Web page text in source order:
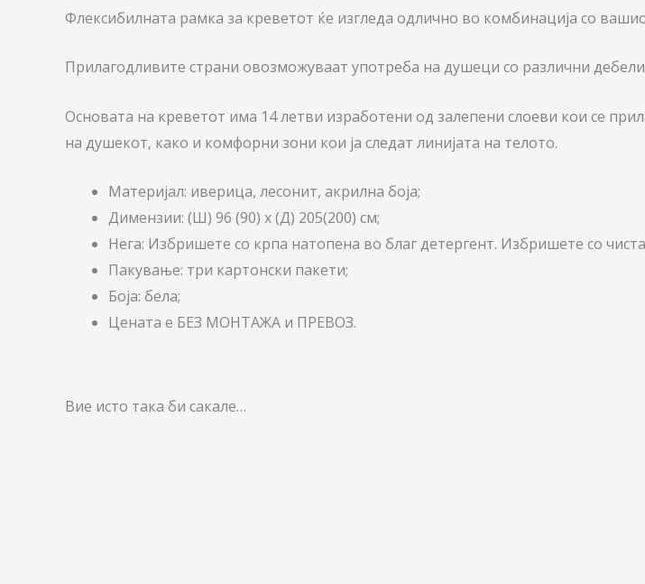
Флексибилната рамка за креветот ќе изгледа одлично во комбинација со
Прилагодливите страни овозможуваат употреба на душеци со различни
Основата на креветот има 14 летви изработени од залепени слоеви кои се
на душекот, како и комфорни зони кои ја следат линијата на телото.
Материјал: иверица, лесонит, акрилна боја;
Димензии: (Ш) 96 (90) x (Д) 205(200) см;
Нега: Избришете со крпа натопена во благ детергент. Избришете со
Пакување: три картонски пакети;
Боја: бела;
Цената е БЕЗ МОНТАЖА и ПРЕВОЗ.
Вие исто така би сакале…